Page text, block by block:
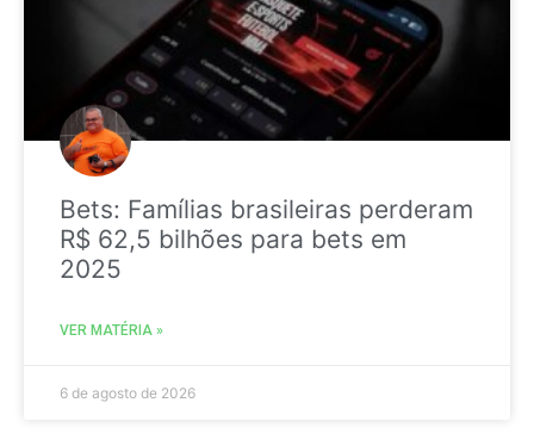
Bets: Famílias brasileiras perderam
R$ 62,5 bilhões para bets em
2025
VER MATÉRIA »
6 de agosto de 2026